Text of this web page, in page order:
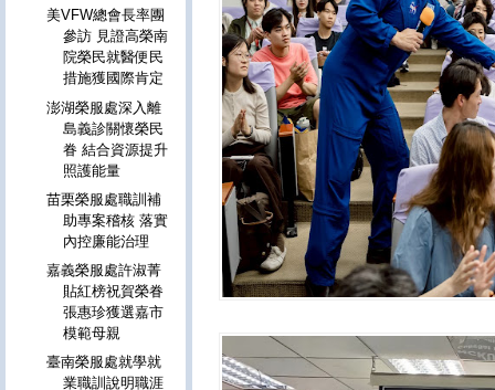
美VFW總會長率團
參訪 見證高榮南
院榮民就醫便民
措施獲國際肯定
澎湖榮服處深入離
島義診關懷榮民
眷 結合資源提升
照護能量
苗栗榮服處職訓補
助專案稽核 落實
內控廉能治理
嘉義榮服處許淑菁
貼紅榜祝賀榮眷
張惠珍獲選嘉市
模範母親
臺南榮服處就學就
業職訓說明職涯